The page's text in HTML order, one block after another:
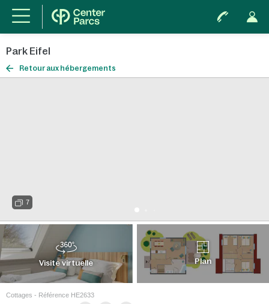
Park Eifel
Retour aux hébergements
7
Visite virtuelle Plan
Cottages - Référence HE2633